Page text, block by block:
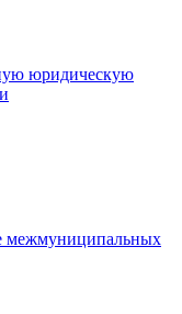
юридическую
межмуниципальных